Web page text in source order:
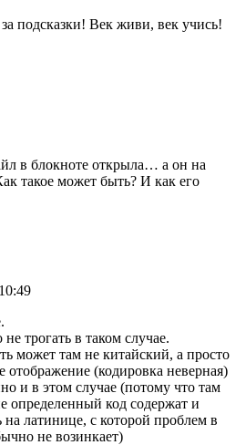
подсказки! Век живи, век учись!
в блокноте открыла… а он на
такое может быть? И как его
трогать в таком случае.
может там не китайский, а просто
отображение (кодировка неверная)
и в этом случае (потому что там
определенный код содержат и
латинице, с которой проблем в
не возинкает)